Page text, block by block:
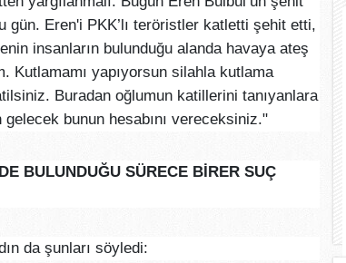
gün. Eren'i PKK’lı teröristler katletti şehit etti,
insanların bulunduğu alanda havaya ateş
Kutlamamı yapıyorsun silahla kutlama
Buradan oğlumun katillerini tanıyanlara
bunun hesabını vereceksiniz."
BULUNDUĞU SÜRECE BİRER SUÇ
da şunları söyledi: